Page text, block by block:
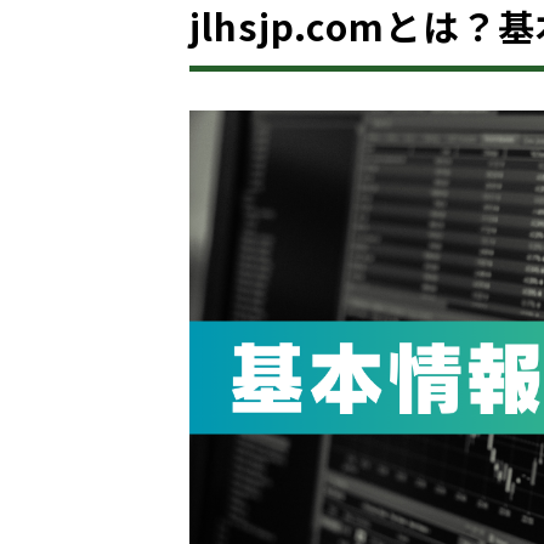
jlhsjp.comとは？基